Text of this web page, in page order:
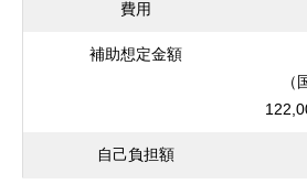
費用
補助想定金額
（
自己負担額